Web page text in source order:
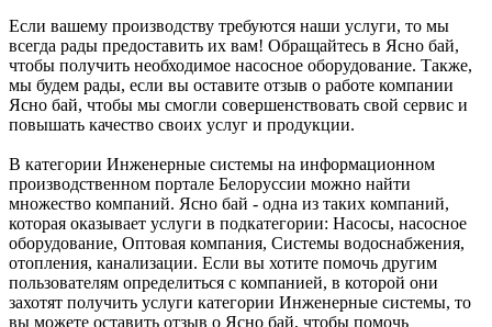
Если вашему производству требуются наши услуги, то мы
всегда рады предоставить их вам! Обращайтесь в Ясно бай,
чтобы получить необходимое насосное оборудование. Также,
мы будем рады, если вы оставите отзыв о работе компании
Ясно бай, чтобы мы смогли совершенствовать свой сервис и
повышать качество своих услуг и продукции.
В категории Инженерные системы на информационном
производственном портале Белоруссии можно найти
множество компаний. Ясно бай - одна из таких компаний,
которая оказывает услуги в подкатегории: Насосы, насосное
оборудование, Оптовая компания, Системы водоснабжения,
отопления, канализации. Если вы хотите помочь другим
пользователям определиться с компанией, в которой они
захотят получить услуги категории Инженерные системы, то
вы можете оставить отзыв о Ясно бай, чтобы помочь